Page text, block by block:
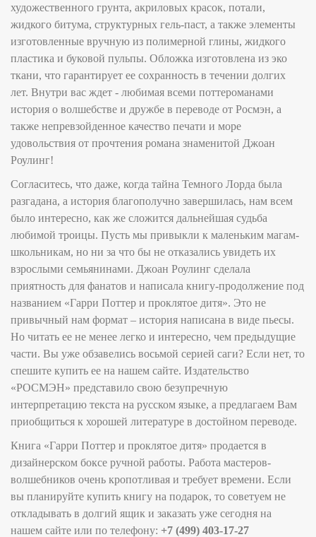
художественного грунта, акриловых красок, потали,
жидкого битума, структурных гель-паст, а также элементы
изготовленные вручную из полимерной глины, жидкого
пластика и буковой пульпы. Обложка изготовлена из эко
ткани, что гарантирует ее сохранность в течении долгих
лет. Внутри вас ждет - любимая всеми поттероманами
история о волшебстве и дружбе в переводе от Росмэн, а
также непревзойденное качество печати и море
удовольствия от прочтения романа знаменитой Джоан
Роулинг!
Согласитесь, что даже, когда тайна Темного Лорда была
разгадана, а история благополучно завершилась, нам всем
было интересно, как же сложится дальнейшая судьба
любимой троицы. Пусть мы привыкли к маленьким магам-
школьникам, но ни за что бы не отказались увидеть их
взрослыми семьянинами. Джоан Роулинг сделала
приятность для фанатов и написала книгу-продолжение под
названием «Гарри Поттер и проклятое дитя». Это не
привычный нам формат – история написана в виде пьесы.
Но читать ее не менее легко и интересно, чем предыдущие
части. Вы уже обзавелись восьмой серией саги? Если нет, то
спешите купить ее на нашем сайте. Издательство
«РОСМЭН» представило свою безупречную
интерпретацию текста на русском языке, а предлагаем Вам
приобщиться к хорошей литературе в достойном переводе.
Книга «Гарри Поттер и проклятое дитя» продается в
дизайнерском боксе ручной работы. Работа мастеров-
волшебников очень кропотливая и требует времени. Если
вы планируйте купить книгу на подарок, то советуем не
откладывать в долгий ящик и заказать уже сегодня на
нашем сайте или по телефону: +7 (499) 403-17-27